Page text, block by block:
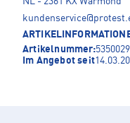
Artikelnummer:
Im Angebot seit